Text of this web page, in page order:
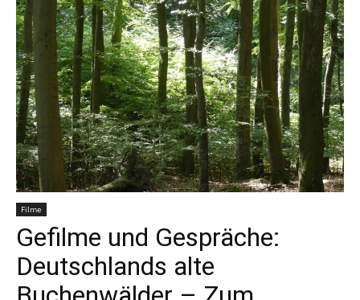
Filme
Gefilme und Gespräche:
Deutschlands alte